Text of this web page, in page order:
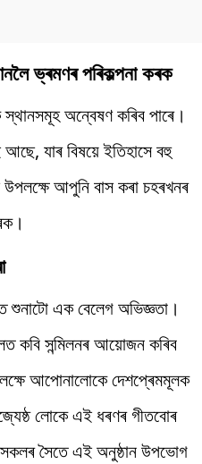
ভ্ৰমণৰ পৰিকল্পনা কৰক
অন্বেষণ কৰিব পাৰে।
যাৰ বিষয়ে ইতিহাসে বহু
আপুনি বাস কৰা চহৰখনৰ
শুনাটো এক বেলেগ অভিজ্ঞতা।
কবি সন্মিলনৰ আয়োজন কৰিব
আপোনালোকে দেশপ্ৰেমমূলক
লোকে এই ধৰণৰ গীতবোৰ
সৈতে এই অনুষ্ঠান উপভোগ